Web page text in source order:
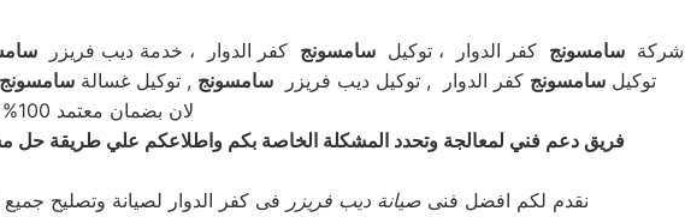
شركة سامسونج كفر الدوار ، توكيل سامسونج كفر الدوار ، خدمة ديب فريزر
توكيل سامسونج كفر الدوار , توكيل ديب فريزر سامسونج , توكيل غسالة سامسونج
لان بضمان معتمد 100% نحن افضل مركز توكيل فى جمهرية مصر العربية
فريق دعم فني لمعالجة وتحدد المشكلة الخاصة بكم واطلاعكم علي طريقة حل مشكلة
نقدم لكم افضل فنى صيانة ديب فريزر فى كفر الدوار لصيانة وتصليح جميع